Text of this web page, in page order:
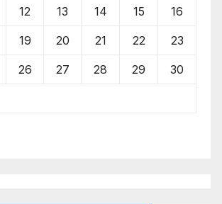
12 13 14 15 16
19 20 21 22 23
26 27 28 29 30